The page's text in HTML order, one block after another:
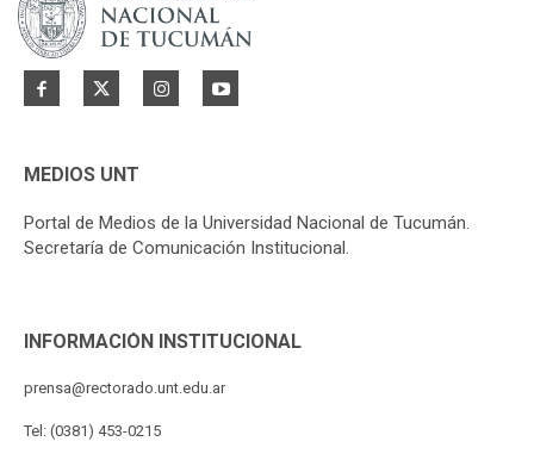
MEDIOS UNT
Portal de Medios de la Universidad Nacional de Tucumán.
Secretaría de Comunicación Institucional.
INFORMACIÓN INSTITUCIONAL
prensa@rectorado.unt.edu.ar
Tel: (0381) 453-0215